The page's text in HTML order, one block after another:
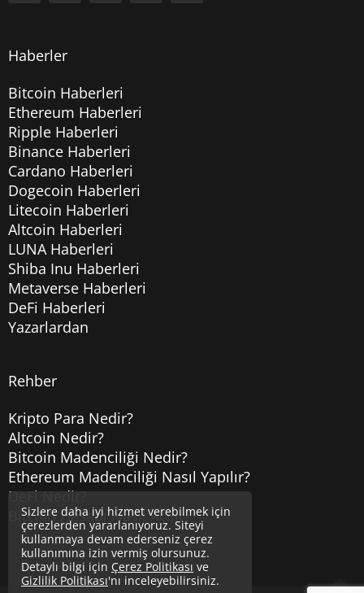
Haberler
Bitcoin Haberleri
Ethereum Haberleri
Ripple Haberleri
Binance Haberleri
Cardano Haberleri
Dogecoin Haberleri
Litecoin Haberleri
Altcoin Haberleri
LUNA Haberleri
Shiba Inu Haberleri
Metaverse Haberleri
DeFi Haberleri
Yazarlardan
Rehber
Kripto Para Nedir?
Altcoin Nedir?
Bitcoin Madenciliği Nedir?
Ethereum Madenciliği Nasıl Yapılır?
DeFi Nedir?
Bitcoin Hesabı Nasıl Açılır?
Sizlere daha iyi hizmet verebilmek için
çerezlerden yararlanıyoruz. Siteyi
kullanmaya devam ederseniz çerez
kullanımına izin vermiş olursunuz.
Detaylı bilgi için Çerez Politikası ve
Gizlilik Politikası'nı inceleyebilirsiniz.